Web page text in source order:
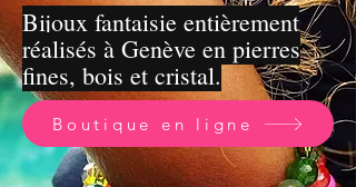
Bijoux fantaisie entièrement
réalisés à Genève en pierres
fines, bois et cristal.
Boutique en ligne